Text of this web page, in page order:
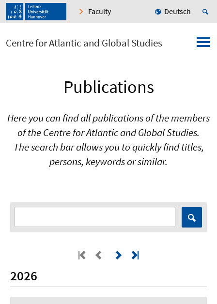
Faculty Deutsch
Centre for Atlantic and Global Studies
Publications
Here you can find all publications of the members
of the Centre for Atlantic and Global Studies.
The search bar allows you to quickly find titles,
persons, keywords or similar.
2026